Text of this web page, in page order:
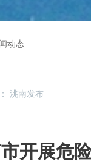
动态
洮南发布
开展危